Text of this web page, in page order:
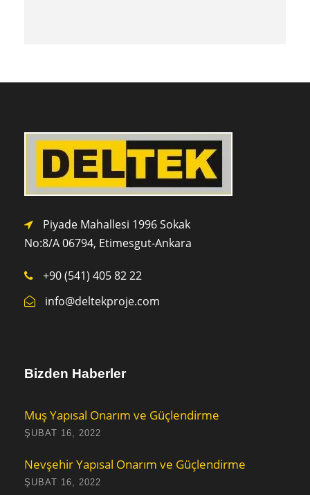
Piyade Mahallesi 1996 Sokak
No:8/A 06794, Etimesgut-Ankara
+90 (541) 405 82 22
info@deltekproje.com
Bizden Haberler
Muş Yapısal Onarım ve Güçlendirme
ŞUBAT 16, 2022
Nevşehir Yapısal Onarım ve Güçlendirme
ŞUBAT 16, 2022